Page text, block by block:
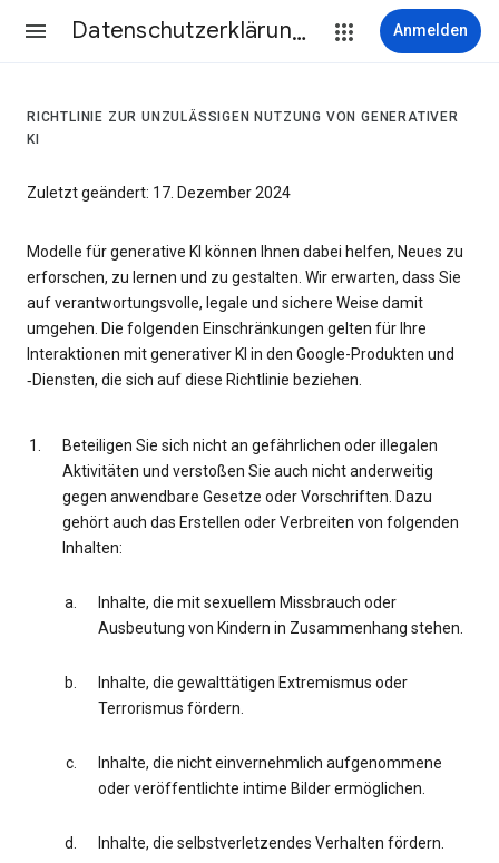
Datenschutzerklärung & Nutzungsbedingungen Anmelden
RICHTLINIE ZUR UNZULÄSSIGEN NUTZUNG VON GENERATIVER
KI
Zuletzt geändert: 17. Dezember 2024
Modelle für generative KI können Ihnen dabei helfen, Neues zu
erforschen, zu lernen und zu gestalten. Wir erwarten, dass Sie
auf verantwortungsvolle, legale und sichere Weise damit
umgehen. Die folgenden Einschränkungen gelten für Ihre
Interaktionen mit generativer KI in den Google-Produkten und
‑Diensten, die sich auf diese Richtlinie beziehen.
Beteiligen Sie sich nicht an gefährlichen oder illegalen
Aktivitäten und verstoßen Sie auch nicht anderweitig
gegen anwendbare Gesetze oder Vorschriften. Dazu
gehört auch das Erstellen oder Verbreiten von folgenden
Inhalten:
Inhalte, die mit sexuellem Missbrauch oder
Ausbeutung von Kindern in Zusammenhang stehen.
Inhalte, die gewalttätigen Extremismus oder
Terrorismus fördern.
Inhalte, die nicht einvernehmlich aufgenommene
oder veröffentlichte intime Bilder ermöglichen.
Inhalte, die selbstverletzendes Verhalten fördern.